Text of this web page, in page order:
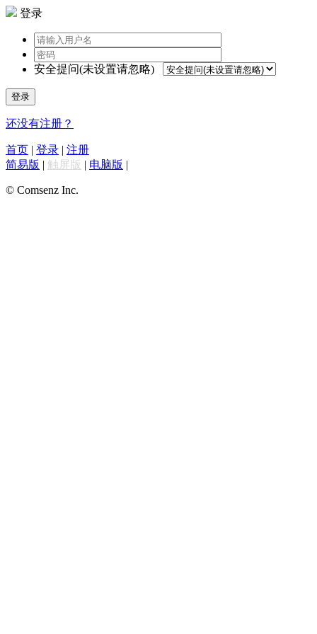
登录
安全提问(未设置请忽略)
登录
还没有注册？
首页 | 登录 | 注册
简易版 | 触屏版 | 电脑版 |
© Comsenz Inc.